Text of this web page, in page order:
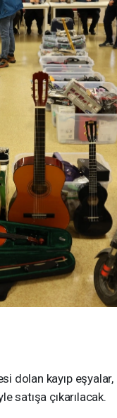
dolan kayıp
satışa çıkarılacak.